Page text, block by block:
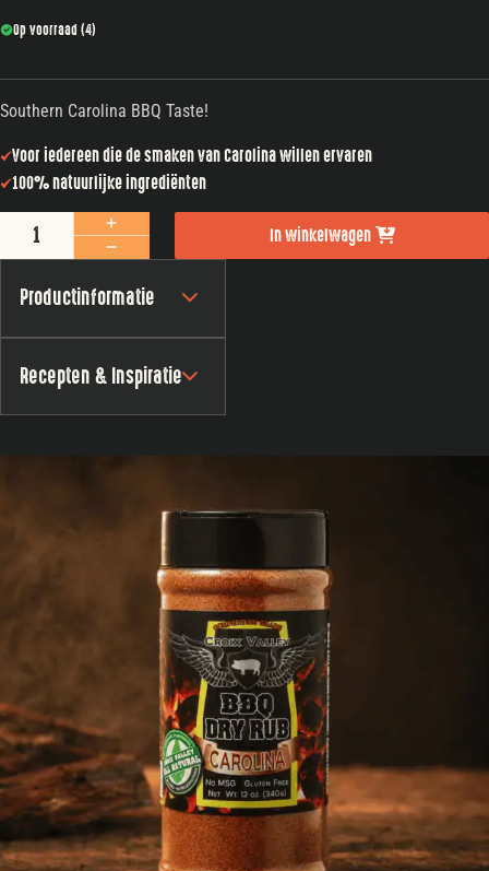
Op voorraad (4)
Southern Carolina BBQ Taste!
Voor iedereen die de smaken van Carolina willen ervaren
100% natuurlijke ingrediënten
Croix Valley Carolina BBQ Dry Rub aantal In winkelwagen
Productinformatie
Recepten & Inspiratie